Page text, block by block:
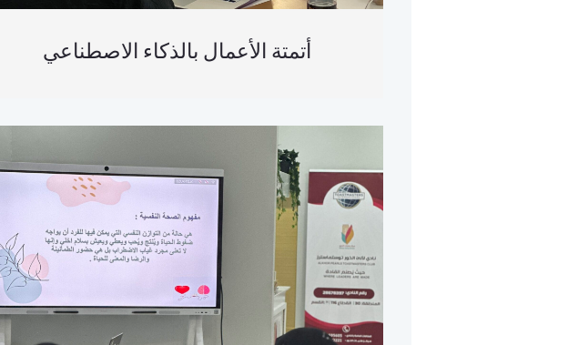
أتمتة الأعمال بالذكاء الاصطناعي